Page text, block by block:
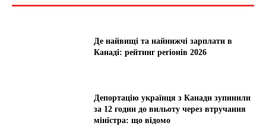
Де найвищі та найнижчі зарплати в
Канаді: рейтинг регіонів 2026
Депортацію українця з Канади зупинили
за 12 годин до вильоту через втручання
міністра: що відомо